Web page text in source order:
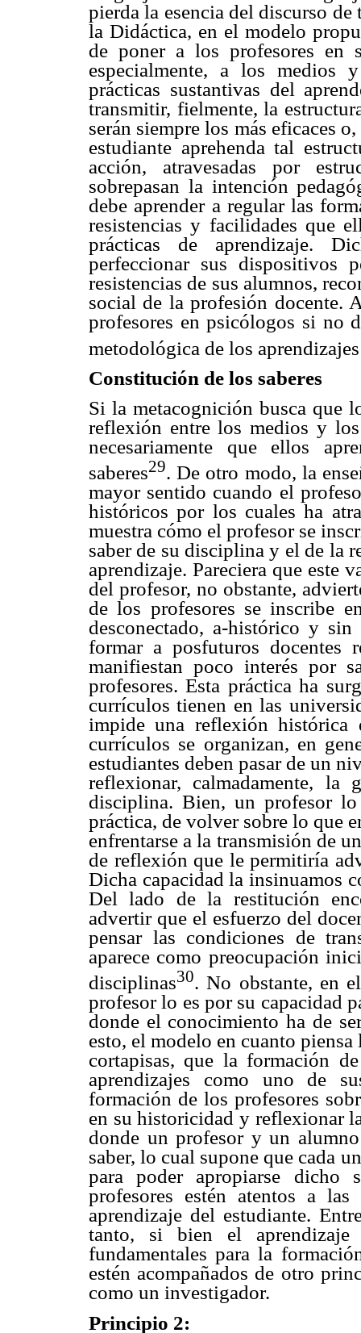
pierda la esencia del discurso
la Didáctica, en el modelo
de poner a los profesores en
especialmente, a los medios
prácticas sustantivas del
transmitir, fielmente, la
serán siempre los más eficaces
estudiante aprehenda tal
acción, atravesadas por
sobrepasan la intención
debe aprender a regular las
resistencias y facilidades que
prácticas de aprendizaje.
perfeccionar sus dispositivos
resistencias de sus alumnos,
social de la profesión docente.
profesores en psicólogos si no
metodológica de los
Constitución de los saberes
Si la metacognición busca que
reflexión entre los medios y
necesariamente que ellos
saberes29. De otro modo, la
mayor sentido cuando el
históricos por los cuales ha
muestra cómo el profesor se
saber de su disciplina y el de la
aprendizaje. Pareciera que este
del profesor, no obstante,
de los profesores se inscribe
desconectado, a-histórico y
formar a posfuturos docentes
manifiestan poco interés por
profesores. Esta práctica ha
currículos tienen en las
impide una reflexión histórica
currículos se organizan, en
estudiantes deben pasar de un
reflexionar, calmadamente, la
disciplina. Bien, un profesor
práctica, de volver sobre lo que
enfrentarse a la transmisión de
de reflexión que le permitiría
Dicha capacidad la insinuamos
Del lado de la restitución
advertir que el esfuerzo del
pensar las condiciones de
aparece como preocupación
disciplinas30. No obstante, en
profesor lo es por su capacidad
donde el conocimiento ha de
esto, el modelo en cuanto
cortapisas, que la formación
aprendizajes como uno de
formación de los profesores
en su historicidad y reflexionar
donde un profesor y un
saber, lo cual supone que cada
para poder apropiarse dicho
profesores estén atentos a
aprendizaje del estudiante.
tanto, si bien el
fundamentales para la
estén acompañados de otro
como un investigador.
Principio 2: